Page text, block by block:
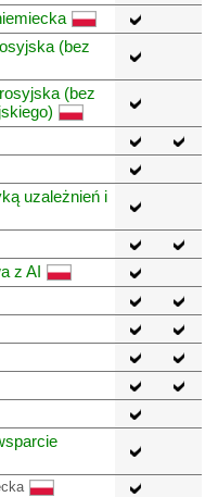
(bez
(bez
uzależnień i
z AI